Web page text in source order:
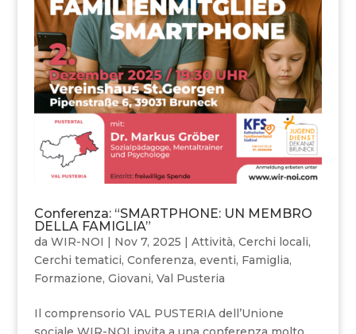
Conferenza: “SMARTPHONE: UN MEMBRO
DELLA FAMIGLIA”
da WIR-NOI | Nov 7, 2025 | Attività, Cerchi locali,
Cerchi tematici, Conferenza, eventi, Famiglia,
Formazione, Giovani, Val Pusteria
Il comprensorio VAL PUSTERIA dell’Unione